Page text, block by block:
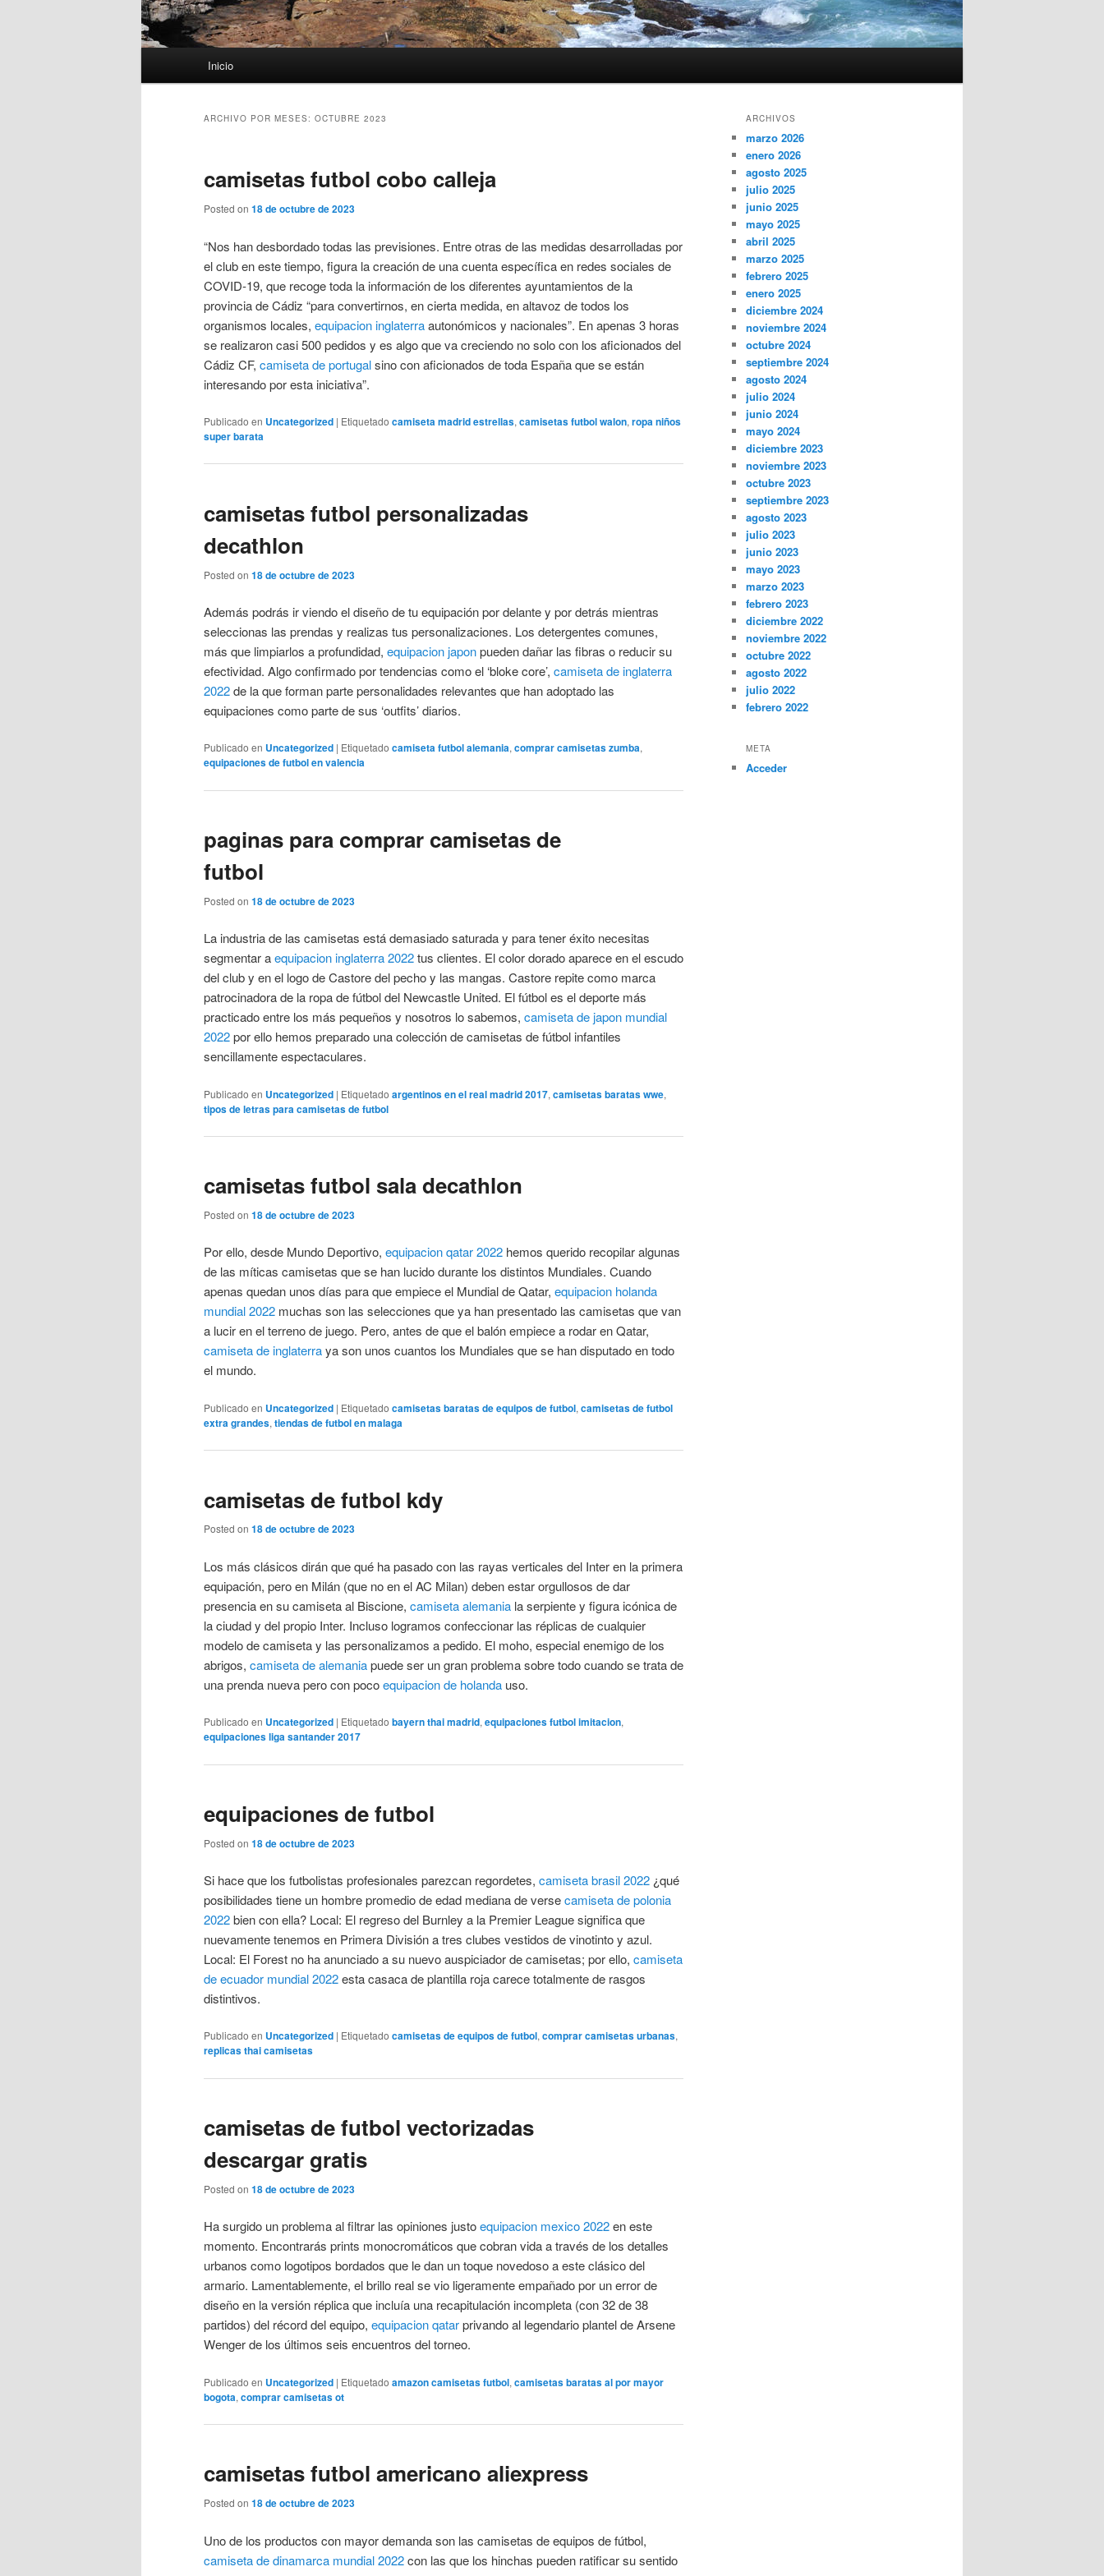
Inicio
ARCHIVO POR MESES: OCTUBRE 2023
camisetas futbol cobo calleja
Posted on 18 de octubre de 2023
“Nos han desbordado todas las previsiones. Entre otras de las medidas desarrolladas por
el club en este tiempo, figura la creación de una cuenta específica en redes sociales de
COVID-19, que recoge toda la información de los diferentes ayuntamientos de la
provincia de Cádiz “para convertirnos, en cierta medida, en altavoz de todos los
organismos locales, equipacion inglaterraautonómicos y nacionales”. En apenas 3 horas
se realizaron casi 500 pedidos y es algo que va creciendo no solo con los aficionados del
Cádiz CF, camiseta de portugalsino con aficionados de toda España que se están
interesando por esta iniciativa”.
Publicado en Uncategorized | Etiquetado camiseta madrid estrellas, camisetas futbol walon, ropa niños
super barata
camisetas futbol personalizadas
decathlon
Posted on 18 de octubre de 2023
Además podrás ir viendo el diseño de tu equipación por delante y por detrás mientras
seleccionas las prendas y realizas tus personalizaciones. Los detergentes comunes,
más que limpiarlos a profundidad, equipacion japonpueden dañar las fibras o reducir su
efectividad. Algo confirmado por tendencias como el ‘bloke core’, camiseta de inglaterra
2022de la que forman parte personalidades relevantes que han adoptado las
equipaciones como parte de sus ‘outfits’ diarios.
Publicado en Uncategorized | Etiquetado camiseta futbol alemania, comprar camisetas zumba,
equipaciones de futbol en valencia
paginas para comprar camisetas de
futbol
Posted on 18 de octubre de 2023
La industria de las camisetas está demasiado saturada y para tener éxito necesitas
segmentar aequipacion inglaterra 2022tus clientes. El color dorado aparece en el escudo
del club y en el logo de Castore del pecho y las mangas. Castore repite como marca
patrocinadora de la ropa de fútbol del Newcastle United. El fútbol es el deporte más
practicado entre los más pequeños y nosotros lo sabemos, camiseta de japon mundial
2022por ello hemos preparado una colección de camisetas de fútbol infantiles
sencillamente espectaculares.
Publicado en Uncategorized | Etiquetado argentinos en el real madrid 2017, camisetas baratas wwe,
tipos de letras para camisetas de futbol
camisetas futbol sala decathlon
Posted on 18 de octubre de 2023
Por ello, desde Mundo Deportivo, equipacion qatar 2022 hemos querido recopilar algunas
de las míticas camisetas que se han lucido durante los distintos Mundiales. Cuando
apenas quedan unos días para que empiece el Mundial de Qatar, equipacion holanda
mundial 2022 muchas son las selecciones que ya han presentado las camisetas que van
a lucir en el terreno de juego. Pero, antes de que el balón empiece a rodar en Qatar,
camiseta de inglaterraya son unos cuantos los Mundiales que se han disputado en todo
el mundo.
Publicado en Uncategorized | Etiquetado camisetas baratas de equipos de futbol, camisetas de futbol
extra grandes, tiendas de futbol en malaga
camisetas de futbol kdy
Posted on 18 de octubre de 2023
Los más clásicos dirán que qué ha pasado con las rayas verticales del Inter en la primera
equipación, pero en Milán (que no en el AC Milan) deben estar orgullosos de dar
presencia en su camiseta al Biscione, camiseta alemania la serpiente y figura icónica de
la ciudad y del propio Inter. Incluso logramos confeccionar las réplicas de cualquier
modelo de camiseta y las personalizamos a pedido. El moho, especial enemigo de los
abrigos, camiseta de alemaniapuede ser un gran problema sobre todo cuando se trata de
una prenda nueva pero con pocoequipacion de holanda uso.
Publicado en Uncategorized | Etiquetado bayern thai madrid, equipaciones futbol imitacion,
equipaciones liga santander 2017
equipaciones de futbol
Posted on 18 de octubre de 2023
Si hace que los futbolistas profesionales parezcan regordetes, camiseta brasil 2022 ¿qué
posibilidades tiene un hombre promedio de edad mediana de versecamiseta de polonia
2022bien con ella? Local: El regreso del Burnley a la Premier League significa que
nuevamente tenemos en Primera División a tres clubes vestidos de vinotinto y azul.
Local: El Forest no ha anunciado a su nuevo auspiciador de camisetas; por ello, camiseta
de ecuador mundial 2022esta casaca de plantilla roja carece totalmente de rasgos
distintivos.
Publicado en Uncategorized | Etiquetado camisetas de equipos de futbol,comprar camisetas urbanas,
replicas thai camisetas
camisetas de futbol vectorizadas
descargar gratis
Posted on 18 de octubre de 2023
Ha surgido un problema al filtrar las opiniones justoequipacion mexico 2022en este
momento. Encontrarás prints monocromáticos que cobran vida a través de los detalles
urbanos como logotipos bordados que le dan un toque novedoso a este clásico del
armario. Lamentablemente, el brillo real se vio ligeramente empañado por un error de
diseño en la versión réplica que incluía una recapitulación incompleta (con 32 de 38
partidos) del récord del equipo, equipacion qatarprivando al legendario plantel de Arsene
Wenger de los últimos seis encuentros del torneo.
Publicado en Uncategorized | Etiquetado amazon camisetas futbol, camisetas baratas al por mayor
bogota, comprar camisetas ot
camisetas futbol americano aliexpress
Posted on 18 de octubre de 2023
Uno de los productos con mayor demanda son las camisetas de equipos de fútbol,
camiseta de dinamarca mundial 2022con las que los hinchas pueden ratificar su sentido
ARCHIVOS
marzo 2026
enero 2026
agosto 2025
julio 2025
junio 2025
mayo 2025
abril 2025
marzo 2025
febrero 2025
enero 2025
diciembre 2024
noviembre 2024
octubre 2024
septiembre 2024
agosto 2024
julio 2024
junio 2024
mayo 2024
diciembre 2023
noviembre 2023
octubre 2023
septiembre 2023
agosto 2023
julio 2023
junio 2023
mayo 2023
marzo 2023
febrero 2023
diciembre 2022
noviembre 2022
octubre 2022
agosto 2022
julio 2022
febrero 2022
META
Acceder